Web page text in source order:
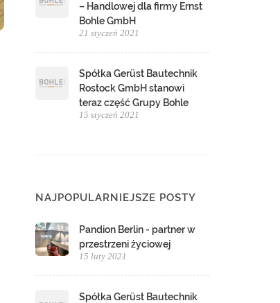
– Handlowej dla firmy Ernst
Bohle GmbH
21 styczeń 2021
Spółka Gerüst Bautechnik
Rostock GmbH stanowi
teraz część Grupy Bohle
15 styczeń 2021
NAJPOPULARNIEJSZE POSTY
Pandion Berlin - partner w
przestrzeni życiowej
15 luty 2021
Spółka Gerüst Bautechnik